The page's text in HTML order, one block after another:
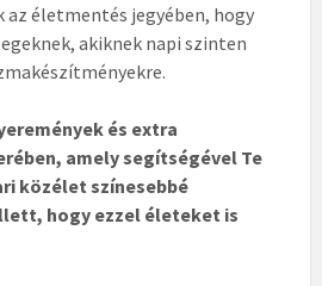
az életmentés jegyében, hogy
akiknek napi szinten
és extra
amely segítségével Te
közélet színesebbé
hogy ezzel életeket is